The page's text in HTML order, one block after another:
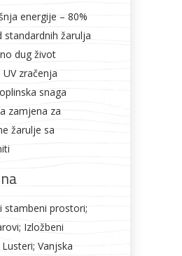
energije – 80%
standardnih žarulja
dug život
zračenja
snaga
zamjena za
žarulje sa
stambeni prostori;
Izložbeni
Vanjska